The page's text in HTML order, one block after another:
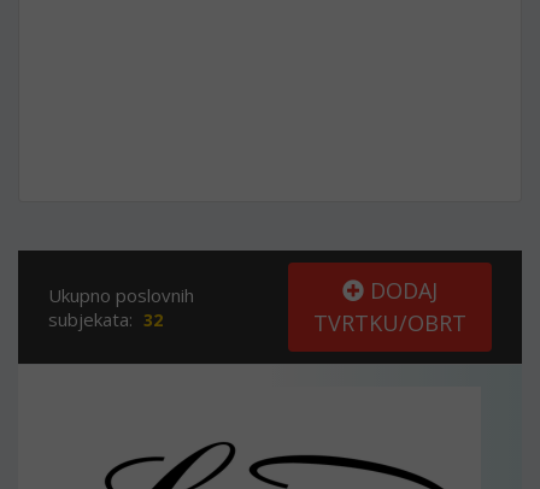
Ukupno poslovnih
subjekata: 32
DODAJ
TVRTKU/OBRT